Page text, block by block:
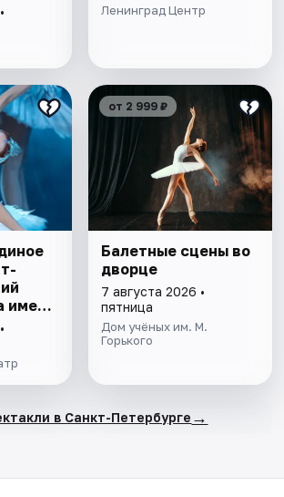
Ленинград Центр
имени
от 2 999 ₽
Балетные сцены во
дворце
7 августа 2026 •
пятница
Дом учёных им. М.
Горького
в Санкт-Петербурге →